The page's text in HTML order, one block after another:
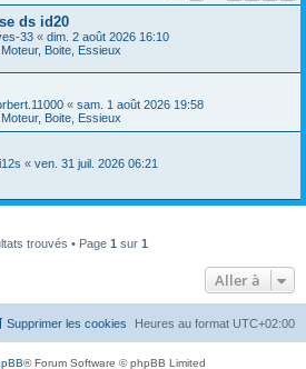
ds id20
33 « dim. 2 août 2026 16:10
Boite, Essieux
« sam. 1 août 2026 19:58
Boite, Essieux
« ven. 31 juil. 2026 06:21
trouvés • Page 1 sur 1
Aller à
Heures au format UTC+02:00
Supprimer les cookies
® Forum Software © phpBB Limited